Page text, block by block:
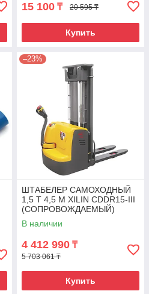
15 100 ₸ 20 595 ₸
Купить
–23%
ШТАБЕЛЕР САМОХОДНЫЙ
1,5 Т 4,5 М XILIN CDDR15-III
(СОПРОВОЖДАЕМЫЙ)
В наличии
4 412 990 ₸
5 703 061 ₸
Купить